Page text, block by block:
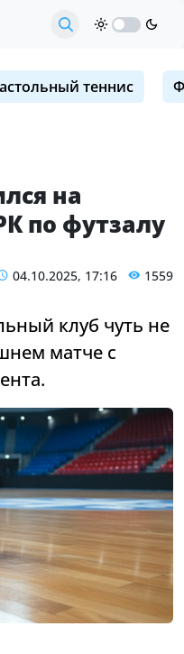
теннис
на
по футзалу
04.10.2025, 17:16 1559
клуб чуть не
матче с